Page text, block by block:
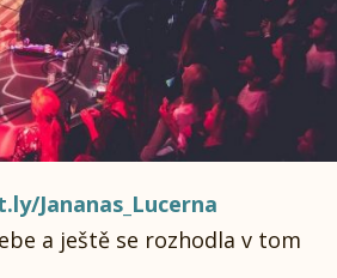
Jananas_Lucerna
a ještě se rozhodla v tom